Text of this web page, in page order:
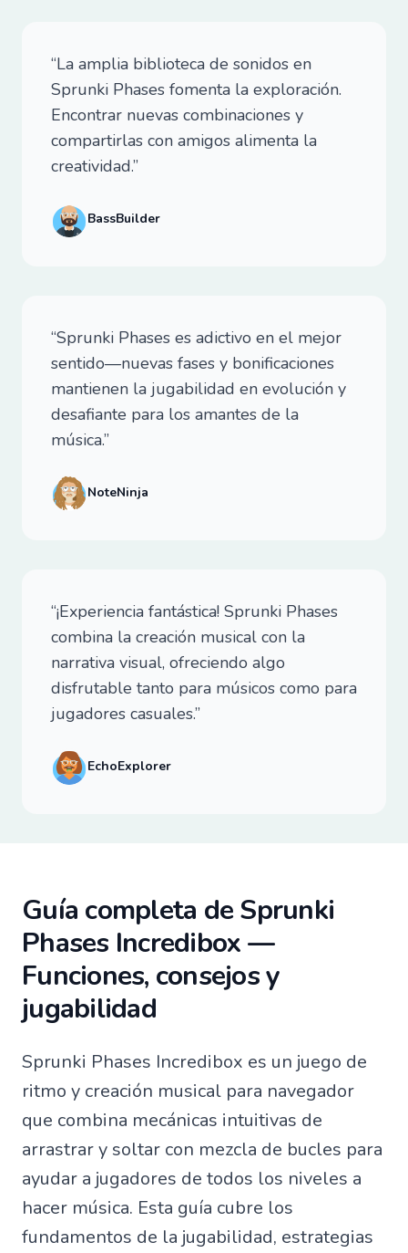
“La amplia biblioteca de sonidos en
Sprunki Phases fomenta la exploración.
Encontrar nuevas combinaciones y
compartirlas con amigos alimenta la
creatividad.”
BassBuilder
“Sprunki Phases es adictivo en el mejor
sentido—nuevas fases y bonificaciones
mantienen la jugabilidad en evolución y
desafiante para los amantes de la
música.”
NoteNinja
“¡Experiencia fantástica! Sprunki Phases
combina la creación musical con la
narrativa visual, ofreciendo algo
disfrutable tanto para músicos como para
jugadores casuales.”
EchoExplorer
Guía completa de Sprunki
Phases Incredibox —
Funciones, consejos y
jugabilidad
Sprunki Phases Incredibox es un juego de
ritmo y creación musical para navegador
que combina mecánicas intuitivas de
arrastrar y soltar con mezcla de bucles para
ayudar a jugadores de todos los niveles a
hacer música. Esta guía cubre los
fundamentos de la jugabilidad, estrategias